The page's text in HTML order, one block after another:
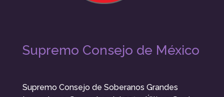
Supremo Consejo de México
Supremo Consejo de Soberanos Grandes